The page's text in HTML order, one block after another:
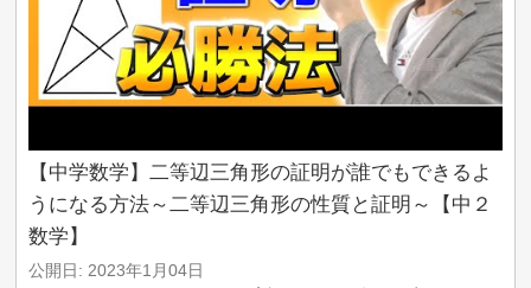
【中学数学】二等辺三角形の証明が誰でもできるよ
うになる方法～二等辺三角形の性質と証明～【中２
数学】
公開日: 2023年1月04日